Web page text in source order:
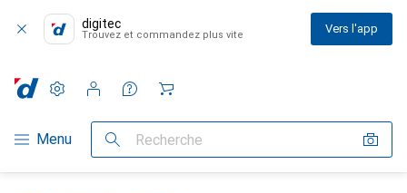
digitec
Trouvez et commandez plus vite Vers l'app
Navigation par catégorie
Menu Recherche
Paramètres
Compte client
Listes de comparaison
Listes d'envies
Panier